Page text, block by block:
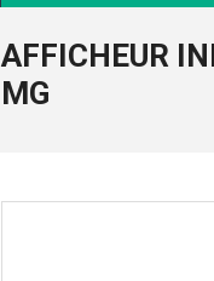
AFFICHEUR
MG